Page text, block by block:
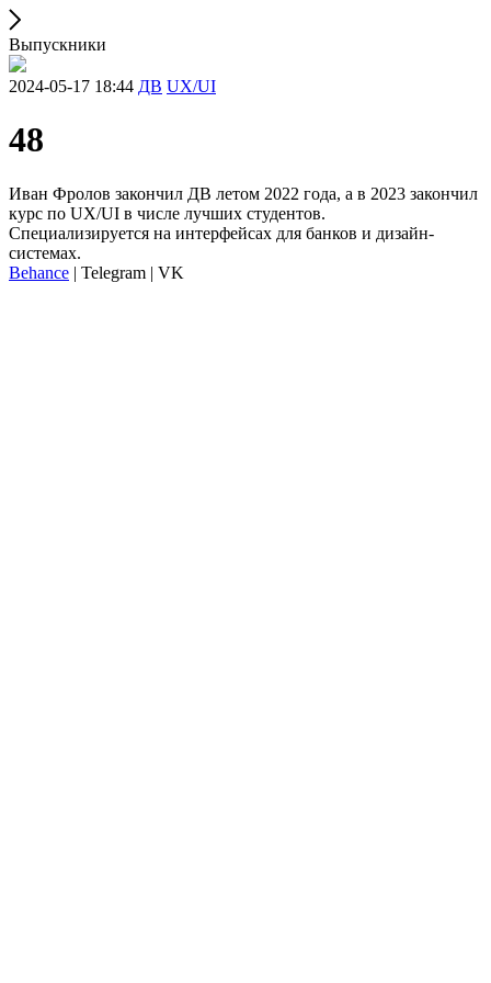
Выпускники
2024-05-17 18:44 ДВ UX/UI
48
Иван Фролов закончил ДВ летом 2022 года, а в 2023 закончил
курс по UX/UI в числе лучших студентов.
Специализируется на интерфейсах для банков и дизайн-
системах.
Behance | Telegram | VK